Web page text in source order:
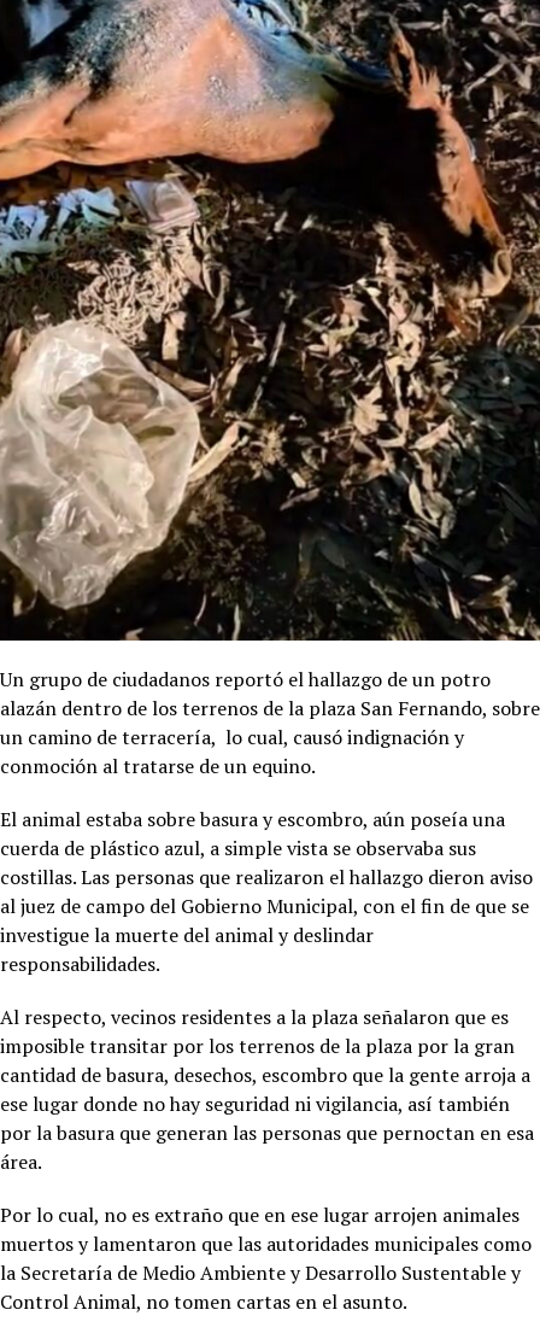
Un grupo de ciudadanos reportó el hallazgo de un potro
alazán dentro de los terrenos de la plaza San Fernando, sobre
un camino de terracería, lo cual, causó indignación y
conmoción al tratarse de un equino.
El animal estaba sobre basura y escombro, aún poseía una
cuerda de plástico azul, a simple vista se observaba sus
costillas. Las personas que realizaron el hallazgo dieron aviso
al juez de campo del Gobierno Municipal, con el fin de que se
investigue la muerte del animal y deslindar
responsabilidades.
Al respecto, vecinos residentes a la plaza señalaron que es
imposible transitar por los terrenos de la plaza por la gran
cantidad de basura, desechos, escombro que la gente arroja a
ese lugar donde no hay seguridad ni vigilancia, así también
por la basura que generan las personas que pernoctan en esa
área.
Por lo cual, no es extraño que en ese lugar arrojen animales
muertos y lamentaron que las autoridades municipales como
la Secretaría de Medio Ambiente y Desarrollo Sustentable y
Control Animal, no tomen cartas en el asunto.